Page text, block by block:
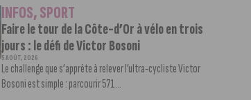
INFOS,SPORT
Faire le tour de la Côte-d’Or à vélo en trois
jours : le défi de Victor Bosoni
5 AOÛT, 2026
Le challenge que s’apprête à relever l’ultra-cycliste Victor
Bosoni est simple : parcourir 571...